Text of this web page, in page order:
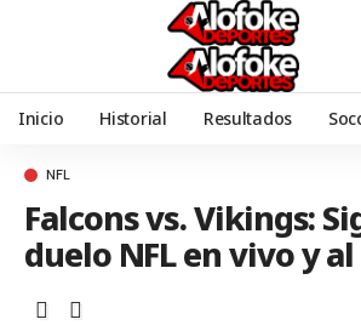
Inicio Historial Resultados
NFL
Falcons vs. Vikings:
duelo NFL en vivo y